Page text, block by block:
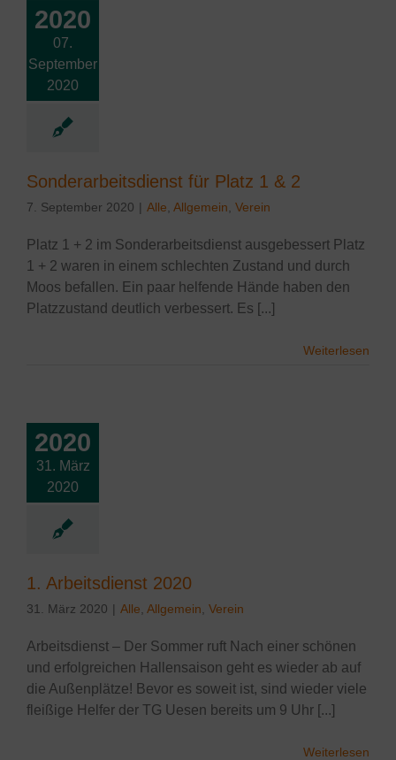
2020
07.
September
2020
1 & 2
Verein
Sonderarbeitsdienst für Platz 1 & 2
7. September 2020 | Alle Allgemein Verein
Platz 1 + 2 im Sonderarbeitsdienst ausgebessert Platz
1 + 2 waren in einem schlechten Zustand und durch
Moos befallen. Ein paar helfende Hände haben den
Platzzustand deutlich verbessert. Es [...]
Weiterlesen
2020
31. März
2020
2020
1. Arbeitsdienst 2020
31. März 2020 | Alle Allgemein Verein
Arbeitsdienst – Der Sommer ruft Nach einer schönen
und erfolgreichen Hallensaison geht es wieder ab auf
die Außenplätze! Bevor es soweit ist, sind wieder viele
fleißige Helfer der TG Uesen bereits um 9 Uhr [...]
Weiterlesen